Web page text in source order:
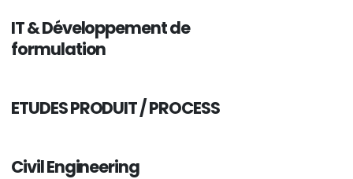
IT & Développement de
formulation
ETUDES PRODUIT / PROCESS
Civil Engineering